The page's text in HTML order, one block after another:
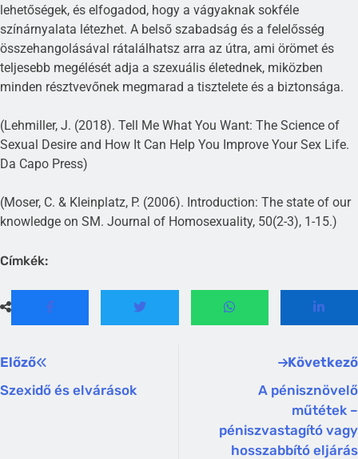
lehetőségek, és elfogadod, hogy a vágyaknak sokféle
színárnyalata létezhet. A belső szabadság és a felelősség
összehangolásával rátalálhatsz arra az útra, ami örömet és
teljesebb megélését adja a szexuális életednek, miközben
minden résztvevőnek megmarad a tisztelete és a biztonsága.
(Lehmiller, J. (2018). Tell Me What You Want: The Science of
Sexual Desire and How It Can Help You Improve Your Sex Life.
Da Capo Press)
(Moser, C. & Kleinplatz, P. (2006). Introduction: The state of our
knowledge on SM. Journal of Homosexuality, 50(2-3), 1-15.)
Címkék:
Előző
Szexidő és elvárások
Következő
A pénisznövelő
műtétek –
péniszvastagító vagy
hosszabbító eljárás